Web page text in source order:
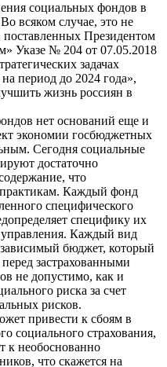
социальных фондов в
всяком случае, это не
поставленных Президентом
Указе № 204 от 07.05.2018
задачах
период до 2024 года»,
жизнь россиян в
нет оснований еще и
экономии госбюджетных
Сегодня социальные
достаточно
что
Каждый фонд
специфического
специфику их
управления. Каждый вид
бюджет, который
перед застрахованными
не допустимо, как и
риска за счет
рисков.
привести к сбоям в
социального страхования,
к необоснованно
что скажется на